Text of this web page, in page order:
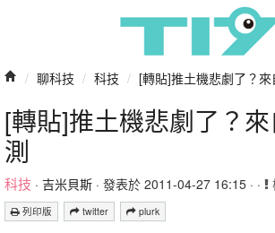
/ 聊科技 / 科技 / [轉貼]推土機悲劇了？
[轉貼]推土機悲劇了？
測
科技 · 吉米貝斯 · 發表於 2011-04-27 16:15 · ·
列印版 twitter plurk